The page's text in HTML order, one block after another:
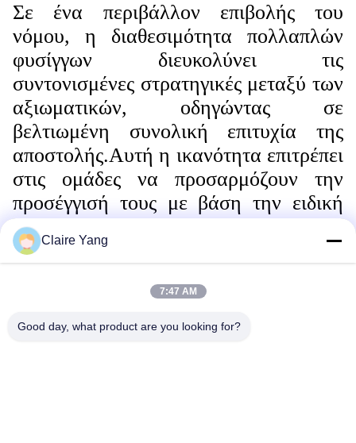
Σε ένα περιβάλλον επιβολής του
νόμου, η διαθεσιμότητα πολλαπλών
φυσίγγων διευκολύνει τις
συντονισμένες στρατηγικές μεταξύ των
αξιωματικών, οδηγώντας σε
βελτιωμένη συνολική επιτυχία της
αποστολής.Αυτή η ικανότητα επιτρέπει
στις ομάδες να προσαρμόζουν την
προσέγγισή τους με βάση την ειδική
δυναμική μιας κατάστασηςΜε την
αξιοποίηση διαφορετικών συσκευών,
διαχειριστούν αποτελεσματικά
διάφορα σενάρια,διασφάλιση ενιαίας
Claire Yang
7:47 AM
Good day, what product are you looking for?